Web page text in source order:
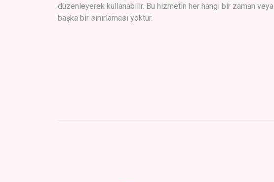
düzenleyerek kullanabilir. Bu hizmetin her hangi bir zaman veya
başka bir sınırlaması yoktur.